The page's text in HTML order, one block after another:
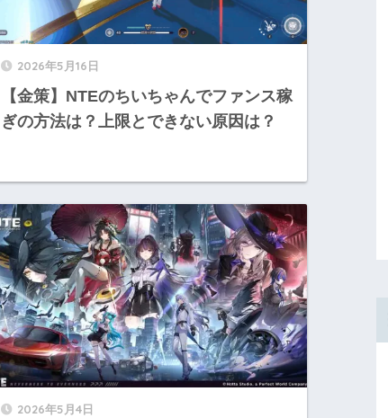
2026年5月16日
【金策】NTEのちいちゃんでファンス稼
ぎの方法は？上限とできない原因は？
2026年5月4日